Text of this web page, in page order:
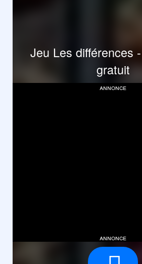
Jeu Les différences
gratuit
annonce
annonce